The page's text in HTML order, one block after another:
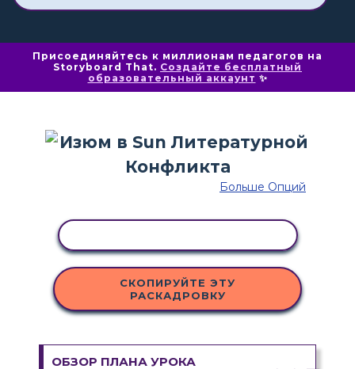
Присоединяйтесь к миллионам педагогов на
Storyboard That. Создайте бесплатный
образовательный аккаунт ✨
Больше Опций
СКОПИРУЙТЕ ЭТУ
РАСКАДРОВКУ
ОБЗОР ПЛАНА УРОКА